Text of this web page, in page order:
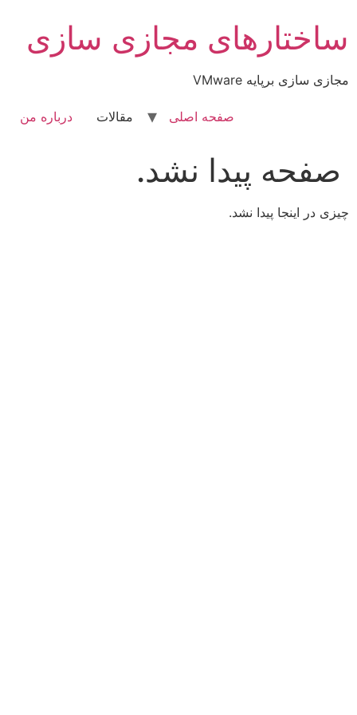
محتوا
ساختارهای مجازی سازی
مجازی سازی برپایه VMware
صفحه اصلی مقالات درباره من
صفحه پیدا نشد.
چیزی در اینجا پیدا نشد.